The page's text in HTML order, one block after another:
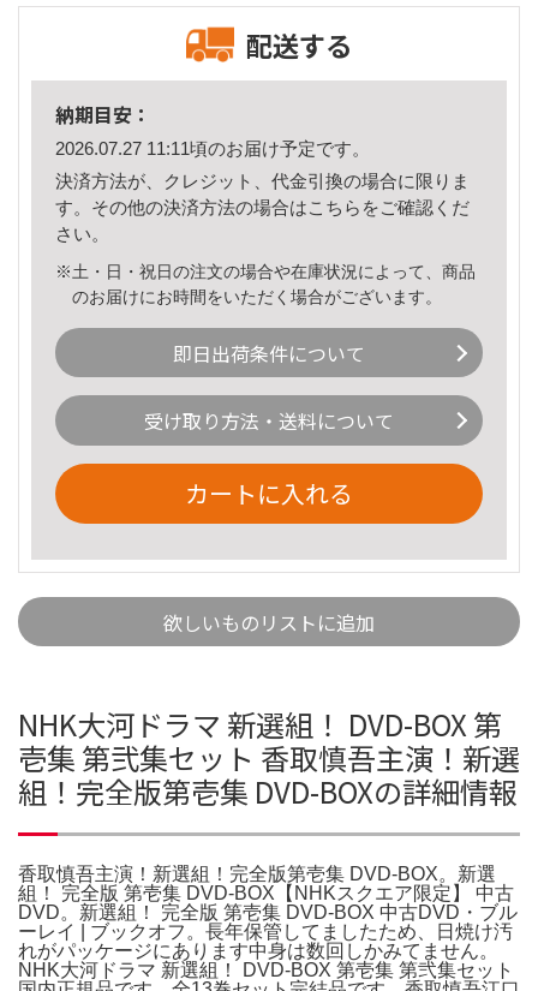
配送する
納期目安：
2026.07.27 11:11頃のお届け予定です。
決済方法が、クレジット、代金引換の場合に限りま
す。その他の決済方法の場合はこちら をご確認くだ
さい。
※土・日・祝日の注文の場合や在庫状況によって、商品
のお届けにお時間をいただく場合がございます。
即日出荷条件について
受け取り方法・送料について
カートに入れる
欲しいものリストに追加
NHK大河ドラマ 新選組！ DVD-BOX 第
壱集 第弐集セット 香取慎吾主演！新選
組！完全版第壱集 DVD-BOXの詳細情報
香取慎吾主演！新選組！完全版第壱集 DVD-BOX。新選
組！ 完全版 第壱集 DVD-BOX【NHKスクエア限定】 中古
DVD。新選組！ 完全版 第壱集 DVD-BOX 中古DVD・ブル
ーレイ | ブックオフ。長年保管してましたため、日焼け汚
れがパッケージにあります中身は数回しかみてません。
NHK大河ドラマ 新選組！ DVD-BOX 第壱集 第弐集セット